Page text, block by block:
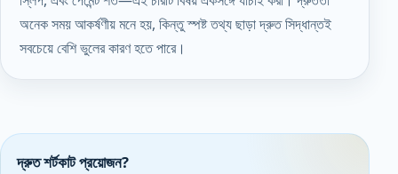
অনেক সময় আকর্ষণীয় মনে হয়, কিন্তু স্পষ্ট তথ্য ছাড়া দ্রুত সিদ্ধান্তই
সবচেয়ে বেশি ভুলের কারণ হতে পারে।
দ্রুত শর্টকাট প্রয়োজন?